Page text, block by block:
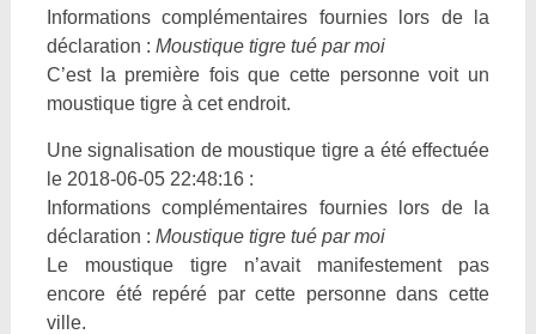
Informations complémentaires fournies lors de la
déclaration : Moustique tigre tué par moi
C’est la première fois que cette personne voit un
moustique tigre à cet endroit.
Une signalisation de moustique tigre a été effectuée
le 2018-06-05 22:48:16 :
Informations complémentaires fournies lors de la
déclaration : Moustique tigre tué par moi
Le moustique tigre n’avait manifestement pas
encore été repéré par cette personne dans cette
ville.